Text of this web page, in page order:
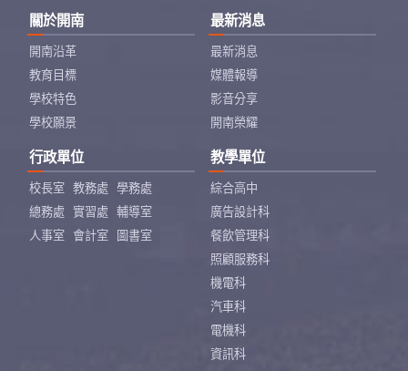
關於開南
開南沿革
教育目標
學校特色
學校願景
最新消息
最新消息
媒體報導
影音分享
開南榮耀
行政單位
校長室 教務處
學務處
總務處
實習處
輔導室
人事室
會計室 圖書室
教學單位
綜合高中
廣告設計科
餐飲管理科
照顧服務科
機電科
汽車科
電機科
資訊科